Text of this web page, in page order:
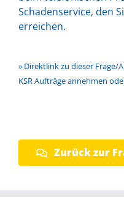
Schadenservice, den
erreichen.
» Direktlink zu dieser Frage/
KSR Aufträge annehmen
Zurück zur